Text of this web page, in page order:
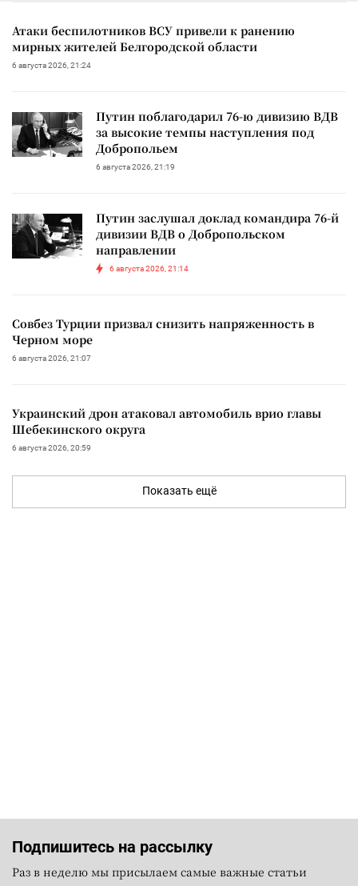
Атаки беспилотников ВСУ привели к ранению
мирных жителей Белгородской области
6 августа 2026, 21:24
Путин поблагодарил 76-ю дивизию ВДВ
за высокие темпы наступления под
Добропольем
6 августа 2026, 21:19
Путин заслушал доклад командира 76-й
дивизии ВДВ о Добропольском
направлении
6 августа 2026, 21:14
Совбез Турции призвал снизить напряженность в
Черном море
6 августа 2026, 21:07
Украинский дрон атаковал автомобиль врио главы
Шебекинского округа
6 августа 2026, 20:59
Показать ещё
Подпишитесь на рассылку
Раз в неделю мы присылаем самые важные статьи